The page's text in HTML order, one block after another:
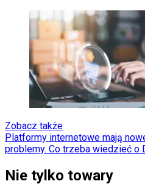
Zobacz także
Platformy internetowe mają
problemy. Co trzeba wiedzieć o
Nie tylko towary